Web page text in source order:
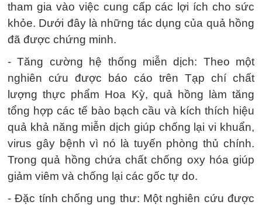
tham gia vào việc cung cấp các lợi ích cho sức
khỏe. Dưới đây là những tác dụng của quả hồng
đã được chứng minh.
- Tăng cường hệ thống miễn dịch: Theo một
nghiên cứu được báo cáo trên Tạp chí chất
lượng thực phẩm Hoa Kỳ, quả hồng làm tăng
tổng hợp các tế bào bạch cầu và kích thích hiệu
quả khả năng miễn dịch giúp chống lại vi khuẩn,
virus gây bệnh vì nó là tuyến phòng thủ chính.
Trong quả hồng chứa chất chống oxy hóa giúp
giảm viêm và chống lại các gốc tự do.
- Đặc tính chống ung thư: Một nghiên cứu được